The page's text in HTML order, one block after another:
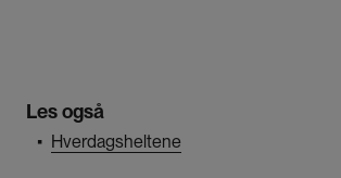
Les også
▪ Hverdagsheltene